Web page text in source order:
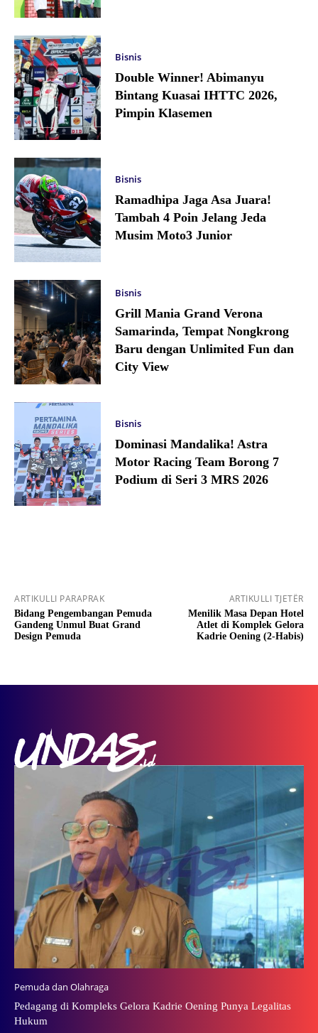
Bisnis
Double Winner! Abimanyu
Bintang Kuasai IHTTC 2026,
Pimpin Klasemen
Bisnis
Ramadhipa Jaga Asa Juara!
Tambah 4 Poin Jelang Jeda
Musim Moto3 Junior
Bisnis
Grill Mania Grand Verona
Samarinda, Tempat Nongkrong
Baru dengan Unlimited Fun dan
City View
Bisnis
Dominasi Mandalika! Astra
Motor Racing Team Borong 7
Podium di Seri 3 MRS 2026
ARTIKULLI PARAPRAK
Bidang Pengembangan Pemuda
Gandeng Unmul Buat Grand
Design Pemuda
ARTIKULLI TJETËR
Menilik Masa Depan Hotel
Atlet di Komplek Gelora
Kadrie Oening (2-Habis)
Pemuda dan Olahraga
Pedagang di Kompleks Gelora Kadrie Oening Punya Legalitas
Hukum